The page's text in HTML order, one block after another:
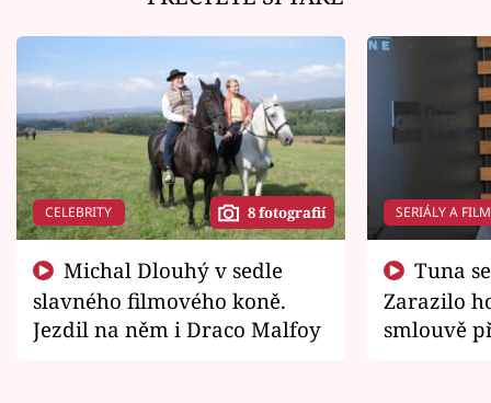
CELEBRITY 8 fotografií
slavného filmového koně.
Jezdil na něm i Draco Malfoy
SERIÁLY A
Zarazilo
smlouvě